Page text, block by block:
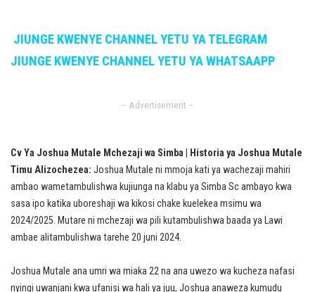
JIUNGE KWENYE CHANNEL YETU YA TELEGRAM
JIUNGE KWENYE CHANNEL YETU YA WHATSAAPP
– Advertisement –
Cv Ya Joshua Mutale Mchezaji wa Simba | Historia ya Joshua Mutale
Timu Alizochezea: Joshua Mutale ni mmoja kati ya wachezaji mahiri
ambao wametambulishwa kujiunga na klabu ya Simba Sc ambayo kwa
sasa ipo katika uboreshaji wa kikosi chake kuelekea msimu wa
2024/2025. Mutare ni mchezaji wa pili kutambulishwa baada ya Lawi
ambae alitambulishwa tarehe 20 juni 2024.
Joshua Mutale ana umri wa miaka 22 na ana uwezo wa kucheza nafasi
nyingi uwanjani kwa ufanisi wa hali ya juu, Joshua anaweza kumudu